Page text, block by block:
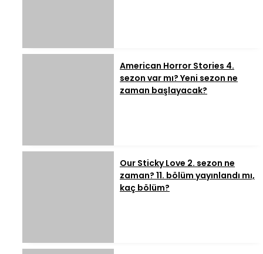
American Horror Stories 4.
sezon var mı? Yeni sezon ne
zaman başlayacak?
Our Sticky Love 2. sezon ne
zaman? 11. bölüm yayınlandı mı,
kaç bölüm?